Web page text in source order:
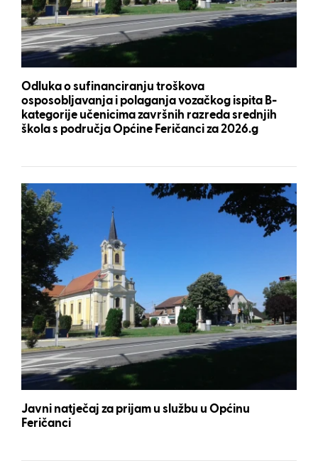
Odluka o sufinanciranju troškova
osposobljavanja i polaganja vozačkog ispita B-
kategorije učenicima završnih razreda srednjih
škola s područja Općine Feričanci za 2026.g
Javni natječaj za prijam u službu u Općinu
Feričanci